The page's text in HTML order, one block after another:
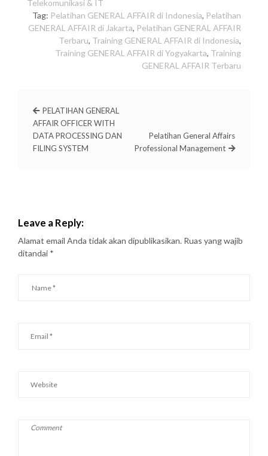
Telekomunikasi & IT
Tag: Pelatihan GENERAL AFFAIR di Indonesia, Pelatihan
GENERAL AFFAIR di Jakarta, Pelatihan GENERAL AFFAIR
Terbaru, Training GENERAL AFFAIR di Indonesia,
Training GENERAL AFFAIR di Yogyakarta, Training
GENERAL AFFAIR Terbaru
PELATIHAN GENERAL
AFFAIR OFFICER WITH
DATA PROCESSING DAN
FILING SYSTEM
Pelatihan General Affairs
Professional Management
Leave a Reply:
Alamat email Anda tidak akan dipublikasikan. Ruas yang wajib
ditandai *